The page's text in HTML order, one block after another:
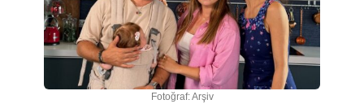
Fotoğraf: Arşiv